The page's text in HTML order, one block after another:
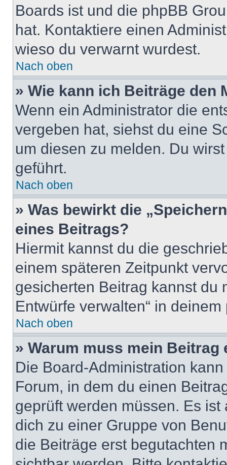
Boards ist und die phpBB
hat. Kontaktiere einen
wieso du verwarnt wurdest.
Nach oben
» Wie kann ich Beiträge den
Wenn ein Administrator die
vergeben hat, siehst du eine
um diesen zu melden. Du
geführt.
Nach oben
» Was bewirkt die
eines Beitrags?
Hiermit kannst du die
einem späteren Zeitpunkt
gesicherten Beitrag kannst du
Entwürfe verwalten“ in
Nach oben
» Warum muss mein
Die Board-Administration
Forum, in dem du einen
geprüft werden müssen. Es
dich zu einer Gruppe von
die Beiträge erst begutachten